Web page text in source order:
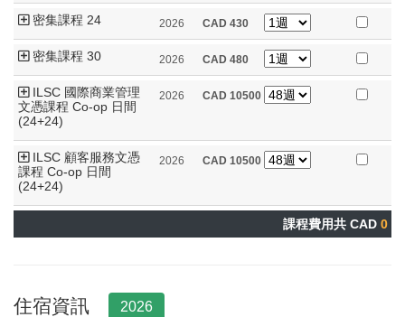
密集課程 24 2026 CAD 430
密集課程 30 2026 CAD 480
ILSC 國際商業管理
文憑課程 Co-op 日間
(24+24)
2026 CAD 10500
ILSC 顧客服務文憑
課程 Co-op 日間
(24+24)
2026 CAD 10500
課程費用共 CAD 0
住宿資訊 2026